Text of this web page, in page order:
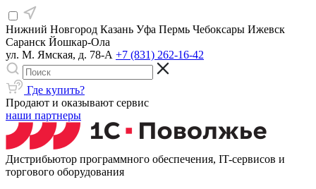
Нижний Новгород Казань Уфа Пермь Чебоксары Ижевск
Саранск Йошкар-Ола
ул. М. Ямская, д. 78-А +7 (831) 262-16-42
Где купить?
Продают и оказывают сервис
наши партнеры
Дистрибьютор программного обеспечения, IT-сервисов и
торгового оборудования